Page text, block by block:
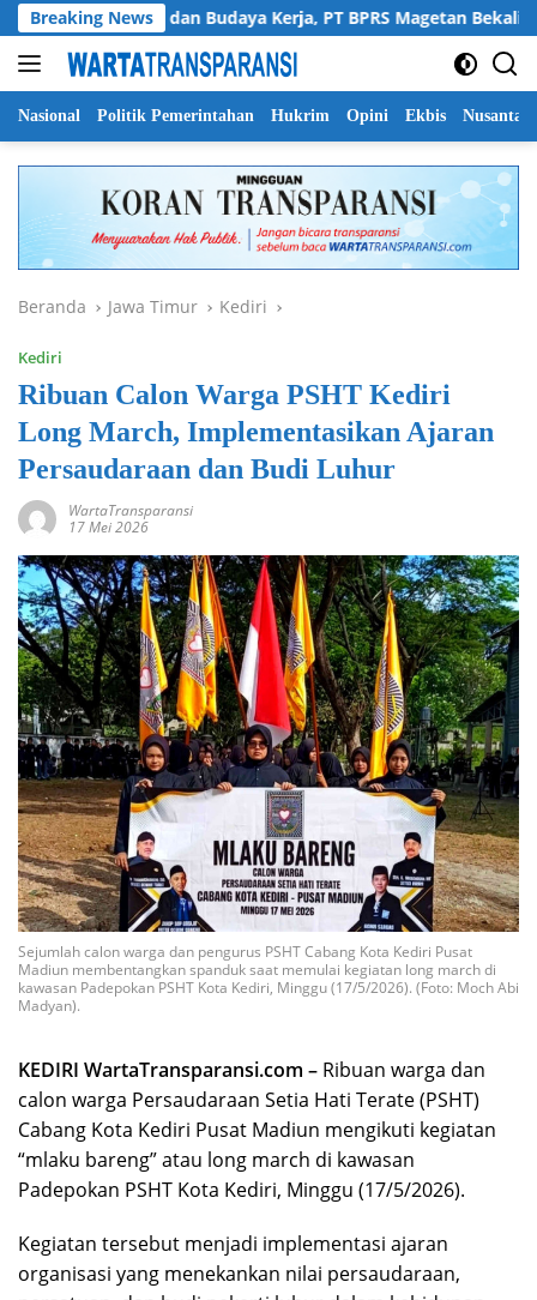
Langsung
ke
konten
Breaking News
SDM dan Budaya Kerja, PT BPRS Magetan Bekali Staf
Nasional Politik Pemerintahan Hukrim Opini Ekbis Nusantara
Beranda Jawa Timur Kediri
Kediri
Ribuan Calon Warga PSHT Kediri
Long March, Implementasikan Ajaran
Persaudaraan dan Budi Luhur
WartaTransparansi
17 Mei 2026
Sejumlah calon warga dan pengurus PSHT Cabang Kota Kediri Pusat
Madiun membentangkan spanduk saat memulai kegiatan long march di
kawasan Padepokan PSHT Kota Kediri, Minggu (17/5/2026). (Foto: Moch Abi
Madyan).
KEDIRI WartaTransparansi.com – Ribuan warga dan
calon warga Persaudaraan Setia Hati Terate (PSHT)
Cabang Kota Kediri Pusat Madiun mengikuti kegiatan
“mlaku bareng” atau long march di kawasan
Padepokan PSHT Kota Kediri, Minggu (17/5/2026).
Kegiatan tersebut menjadi implementasi ajaran
organisasi yang menekankan nilai persaudaraan,